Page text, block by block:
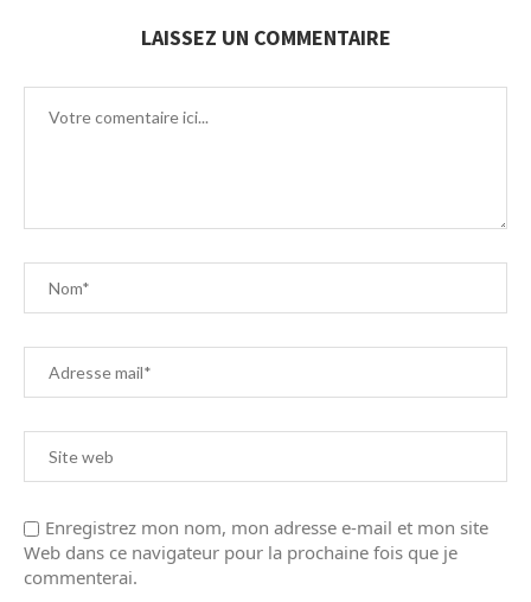
LAISSEZ UN COMMENTAIRE
Enregistrez mon nom, mon adresse e-mail et mon site
Web dans ce navigateur pour la prochaine fois que je
commenterai.